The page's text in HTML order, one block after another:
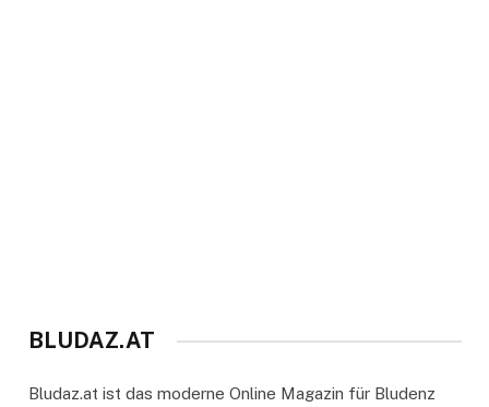
BLUDAZ.AT
Bludaz.at ist das moderne Online Magazin für Bludenz